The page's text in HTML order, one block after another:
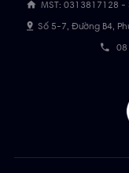
MST: 0313817128 -
Số 5-7, Đường B4,
08